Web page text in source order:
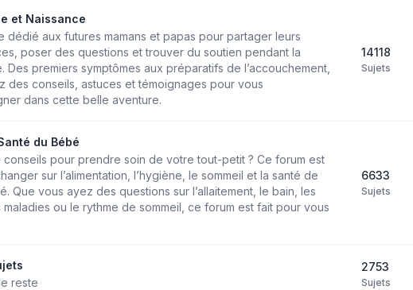
et Naissance
dédié aux futures mamans et papas pour partager leurs
poser des questions et trouver du soutien pendant la
Des premiers symptômes aux préparatifs de l’accouchement,
des conseils, astuces et témoignages pour vous
dans cette belle aventure.
14118
Sujets
du Bébé
conseils pour prendre soin de votre tout-petit ? Ce forum est
sur l’alimentation, l’hygiène, le sommeil et la santé de
Que vous ayez des questions sur l’allaitement, le bain, les
maladies ou le rythme de sommeil, ce forum est fait pour vous
6633
Sujets
reste
2753
Sujets